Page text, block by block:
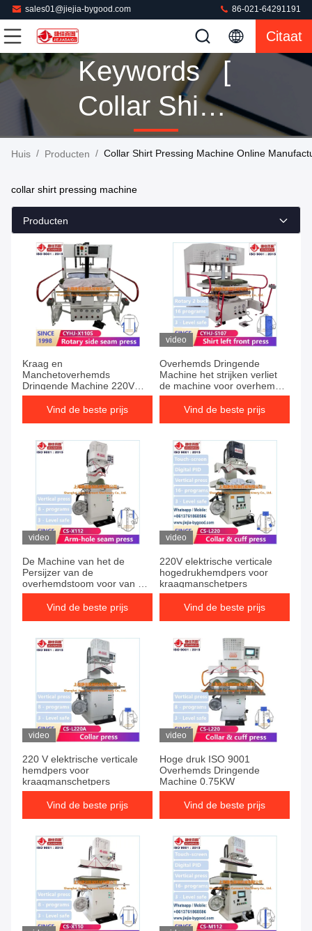
sales01@jiejia-bygood.com 86-021-64291191
Citaat
Keywords [
Collar Shirt
Pressing
Match 136
Producten
Huis / Producten / Collar Shirt Pressing Machine Online
collar shirt pressing machine
Producten
Kraag en
Manchetoverhemds
Dringende Machine 220V
1.5KW
Vind de beste prijs
video
Overhemds Dringende
Machine het strijken verliet
de machine voor overhemd
voorlichaam roterende
beweging & verticale pers
Vind de beste prijs
video
De Machine van het de
Persijzer van de
overhemdstoom voor van de
het overhemdspers van de
Kleren de verticale pers
Vind de beste prijs
video
220V elektrische verticale
hogedrukhemdpers voor
kraagmanschetpers
Vind de beste prijs
video
220 V elektrische verticale
hemdpers voor
kraagmanschetpers
Vind de beste prijs
video
Hoge druk ISO 9001
Overhemds Dringende
Machine 0.75KW
Vind de beste prijs